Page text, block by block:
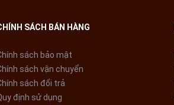
SÁCH BÁN HÀNG
sách bảo mật
sách vận chuyển
sách đổi trả
định sử dụng